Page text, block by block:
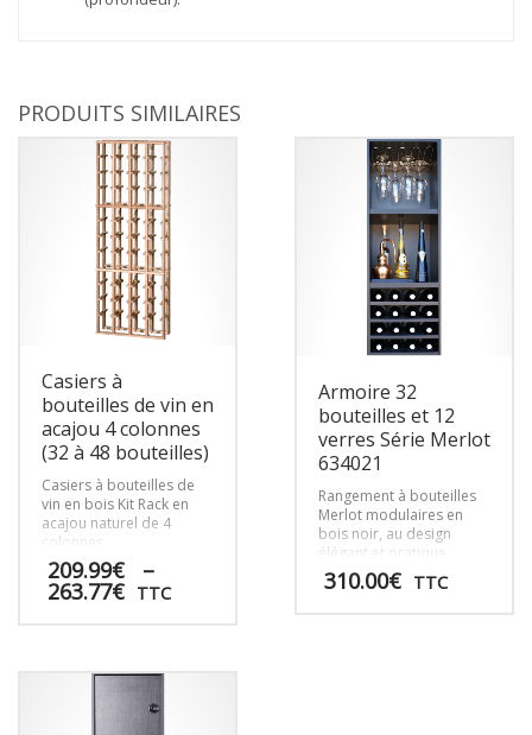
PRODUITS SIMILAIRES
Casiers à
bouteilles de vin en
acajou 4 colonnes
(32 à 48 bouteilles)
Casiers à bouteilles de
vin en bois Kit Rack en
acajou naturel de 4
colonnes.
209.99€ –
263.77€ Plage
à
263.77€
TTC
Armoire 32
bouteilles et 12
verres Série Merlot
634021
Rangement à bouteilles
Merlot modulaires en
bois noir, au design
élégant et pratique,
parfaits pour organiser
et exposer vos vins avec
310.00€ TTC